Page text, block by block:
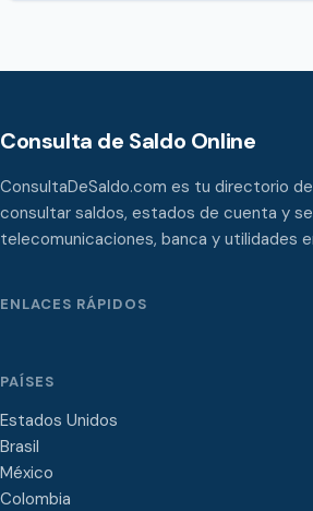
Consulta de Saldo Online
ConsultaDeSaldo.com es tu directorio
consultar saldos, estados de cuenta y
telecomunicaciones, banca y utilidades
ENLACES RÁPIDOS
PAÍSES
Estados Unidos
Brasil
México
Colombia